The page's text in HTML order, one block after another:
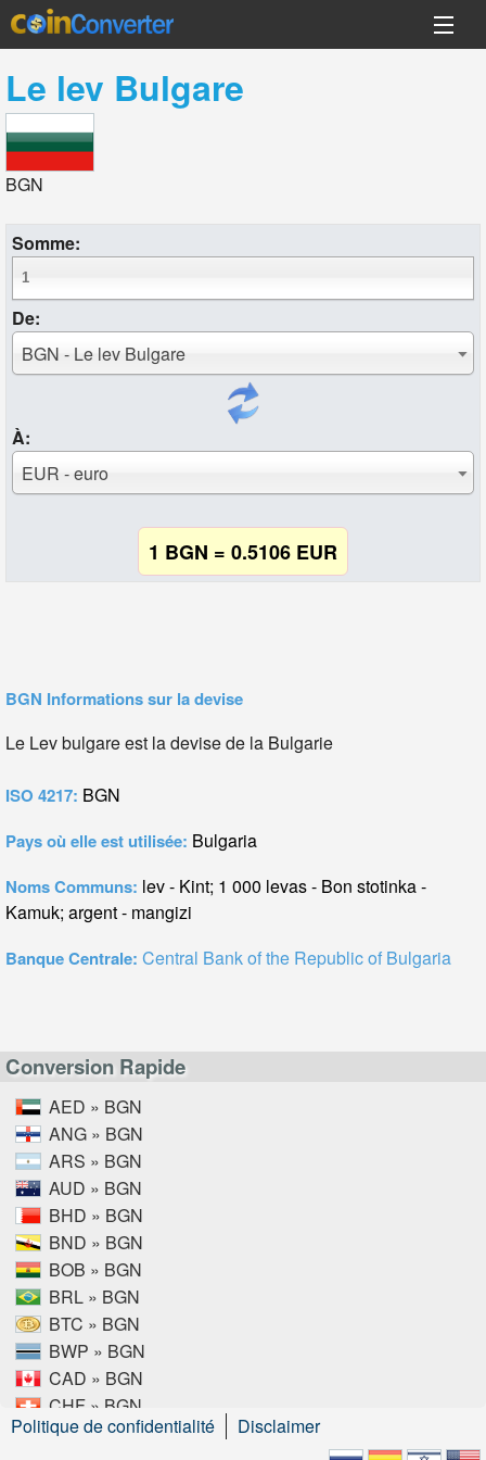
Le lev Bulgare
BGN
Somme:
De:
BGN - Le lev Bulgare
À:
EUR - euro
1 BGN = 0.5106 EUR
BGN Informations sur la devise
Le Lev bulgare est la devise de la Bulgarie
ISO 4217: BGN
Pays où elle est utilisée: Bulgaria
Noms Communs: lev - Kint; 1 000 levas - Bon stotinka -
Kamuk; argent - mangizi
Banque Centrale: Central Bank of the Republic of Bulgaria
Conversion Rapide
AED » BGN
ANG » BGN
ARS » BGN
AUD » BGN
BHD » BGN
BND » BGN
BOB » BGN
BRL » BGN
BTC » BGN
BWP » BGN
CAD » BGN
CHF » BGN
CLP » BGN
Politique de confidentialité Disclaimer